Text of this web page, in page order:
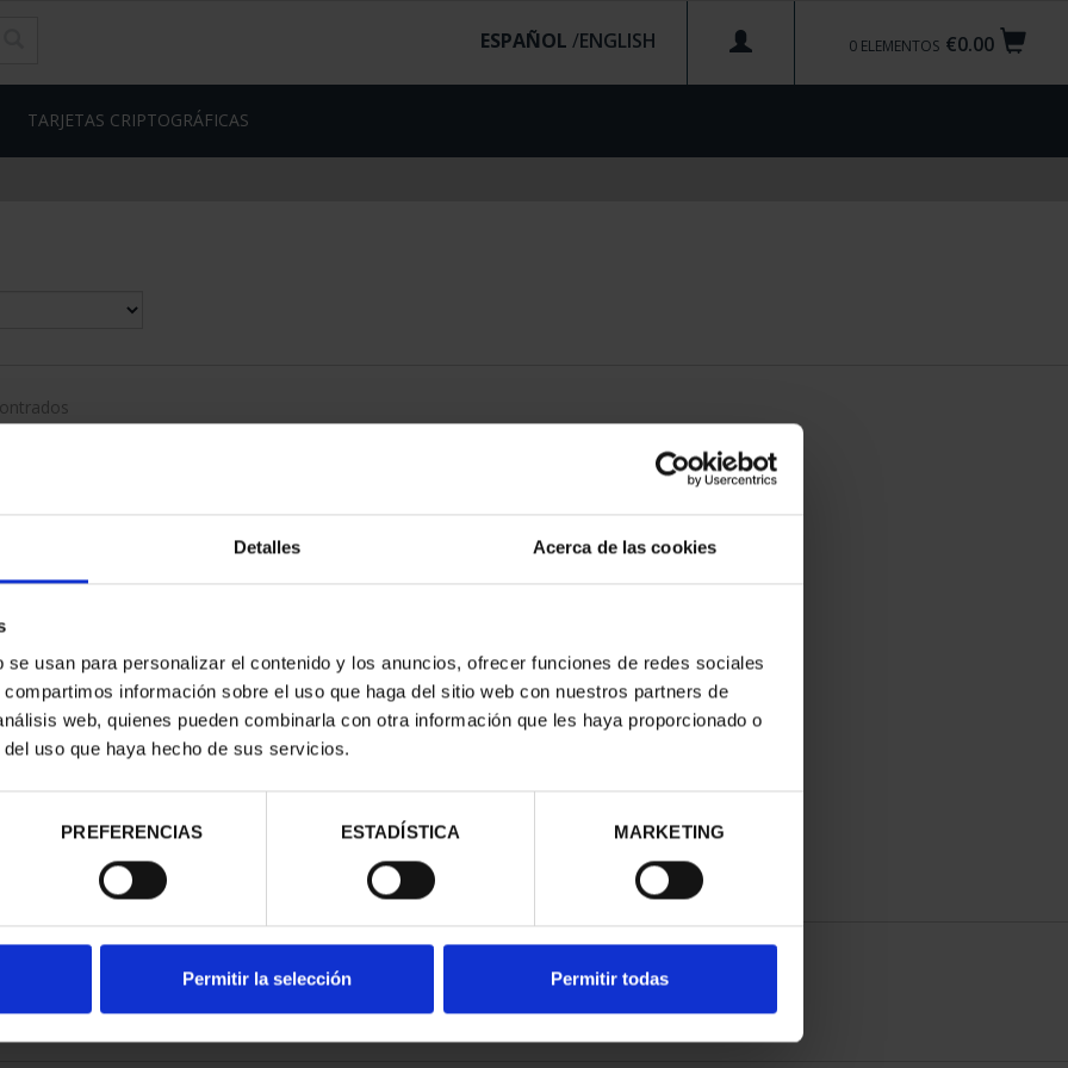
Detalles Acerca de las cookies
usan para personalizar el contenido y los anuncios, ofrecer funciones de redes sociales
información sobre el uso que haga del sitio web con nuestros partners de
web, quienes pueden combinarla con otra información que les haya proporcionado o
uso que haya hecho de sus servicios.
PREFERENCIAS ESTADÍSTICA MARKETING
Permitir la selección Permitir todas
€0.00
0 ELEMENTOS
ESPAÑOL /
TARJETAS CRIPTOGRÁFICAS
III -